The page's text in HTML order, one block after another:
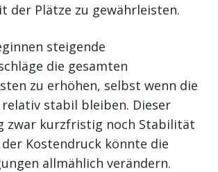
der Plätze zu gewährleisten.
steigende
die gesamten
zu erhöhen, selbst wenn die
stabil bleiben. Dieser
zwar kurzfristig noch Stabilität
Kostendruck könnte die
allmählich verändern.